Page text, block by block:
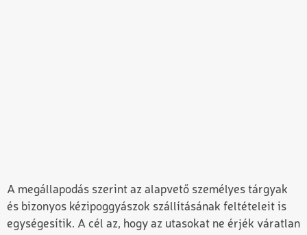
A megállapodás szerint az alapvető személyes tárgyak
és bizonyos kézipoggyászok szállításának feltételeit is
egységesítik. A cél az, hogy az utasokat ne érjék váratlan